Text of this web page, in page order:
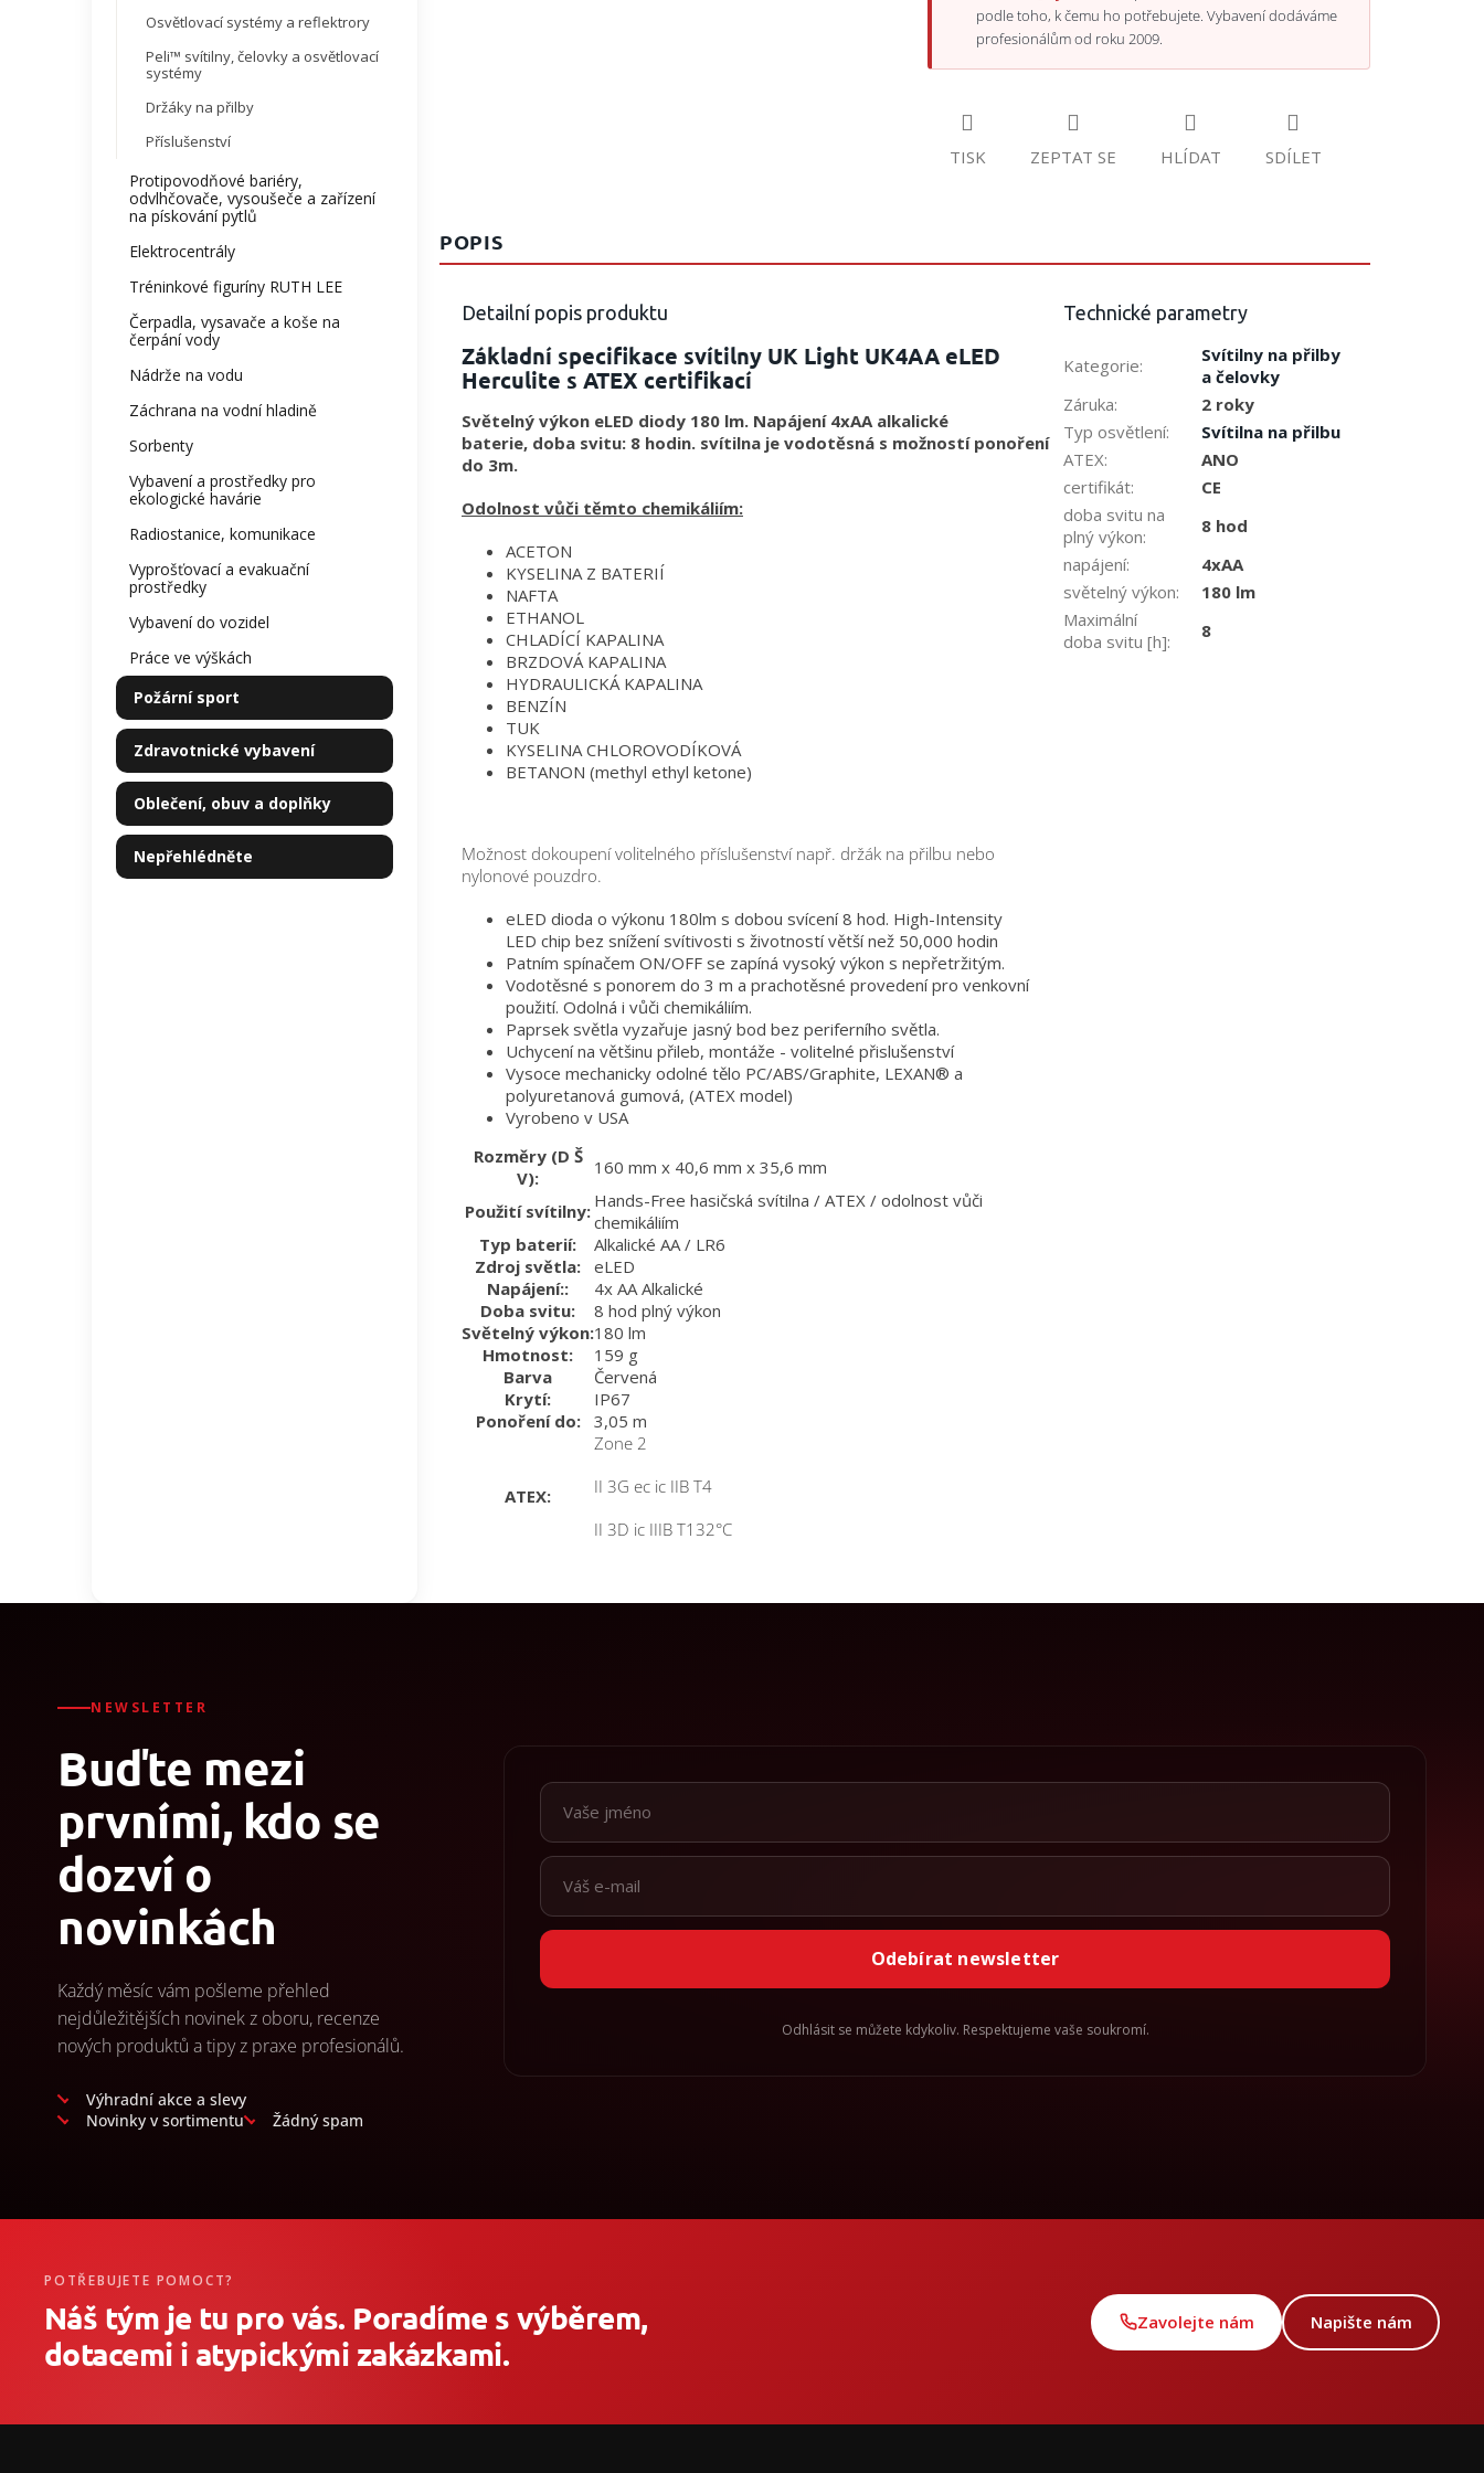
Osvětlovací systémy a reflektrory
Peli™ svítilny, čelovky a osvětlovací
systémy
Držáky na přilby
Příslušenství
Protipovodňové bariéry,
odvlhčovače, vysoušeče a zařízení
na pískování pytlů
Elektrocentrály
Tréninkové figuríny RUTH LEE
Čerpadla, vysavače a koše na
čerpání vody
Nádrže na vodu
Záchrana na vodní hladině
Sorbenty
Vybavení a prostředky pro
ekologické havárie
Radiostanice, komunikace
Vyprošťovací a evakuační
prostředky
Vybavení do vozidel
Práce ve výškách
Požární sport
Zdravotnické vybavení
Oblečení, obuv a doplňky
Nepřehlédněte
podle toho, k čemu ho potřebujete. Vybavení dodáváme
profesionálům od roku 2009.
TISK ZEPTAT SE HLÍDAT SDÍLET
POPIS
Detailní popis produktu
Základní specifikace svítilny UK Light UK4AA eLED
Herculite s ATEX certifikací
Světelný výkon eLED diody 180 lm. Napájení 4xAA alkalické
baterie, doba svitu: 8 hodin. svítilna je vodotěsná s možností ponoření
do 3m.
Odolnost vůči těmto chemikáliím:
ACETON
KYSELINA Z BATERIÍ
NAFTA
ETHANOL
CHLADÍCÍ KAPALINA
BRZDOVÁ KAPALINA
HYDRAULICKÁ KAPALINA
BENZÍN
TUK
KYSELINA CHLOROVODÍKOVÁ
BETANON (methyl ethyl ketone)
Možnost dokoupení volitelného příslušenství např. držák na přilbu nebo
nylonové pouzdro.
eLED dioda o výkonu 180lm s dobou svícení 8 hod. High-Intensity
LED chip bez snížení svítivosti s životností větší než 50,000 hodin
Patním spínačem ON/OFF se zapíná vysoký výkon s nepřetržitým.
Vodotěsné s ponorem do 3 m a prachotěsné provedení pro venkovní
použití. Odolná i vůči chemikáliím.
Paprsek světla vyzařuje jasný bod bez periferního světla.
Uchycení na většinu přileb, montáže - volitelné přislušenství
Vysoce mechanicky odolné tělo PC/ABS/Graphite, LEXAN® a
polyuretanová gumová, (ATEX model)
Vyrobeno v USA
Rozměry (D Š
V):
160 mm x 40,6 mm x 35,6 mm
Použití svítilny: Hands-Free hasičská svítilna / ATEX / odolnost vůči
chemikáliím
Typ baterií:
Alkalické AA / LR6
Zdroj světla: eLED
Napájení::
4x AA Alkalické
Doba svitu:
8 hod plný výkon
Světelný výkon:180 lm
Hmotnost:
159 g
Barva
Červená
Krytí:
IP67
Ponoření do:
3,05 m
ATEX:
Zone 2
II 3G ec ic IIB T4
II 3D ic IIIB T132°C
Technické parametry
Kategorie:
Svítilny na přilby
a čelovky
Záruka:
2 roky
Typ osvětlení:
Svítilna na přilbu
ATEX:
ANO
certifikát:
CE
doba svitu na
plný výkon:
8 hod
napájení:
4xAA
světelný výkon:
180 lm
Maximální
doba svitu [h]: 8
NEWSLETTER
Buďte mezi
prvními, kdo se
dozví o
novinkách
Každý měsíc vám pošleme přehled
nejdůležitějších novinek z oboru, recenze
nových produktů a tipy z praxe profesionálů.
Výhradní akce a slevy
Novinky v sortimentu
Žádný spam
Odebírat newsletter
Odhlásit se můžete kdykoliv. Respektujeme vaše soukromí.
POTŘEBUJETE POMOCT?
Náš tým je tu pro vás. Poradíme s výběrem,
dotacemi i atypickými zakázkami.
Zavolejte nám Napište nám